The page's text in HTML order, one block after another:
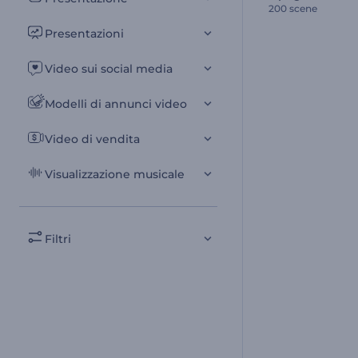
Presentazioni
Video sui social media
Modelli di annunci video
Video di vendita
Visualizzazione musicale
Filtri
200 scene